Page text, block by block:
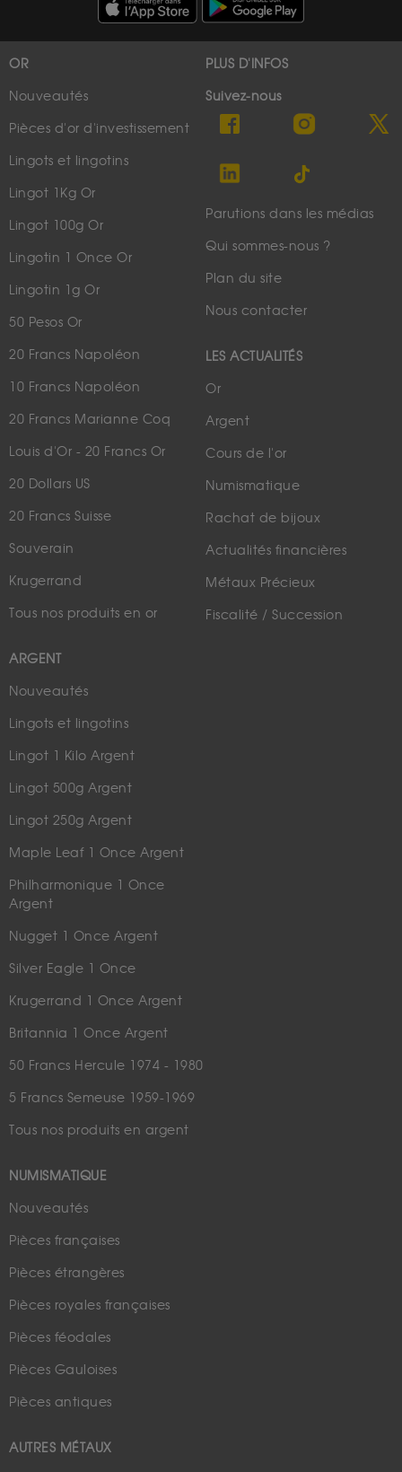
OR
Nouveautés
Pièces d'or d'investissement
Lingots et lingotins
Lingot 1Kg Or
Lingot 100g Or
Lingotin 1 Once Or
Lingotin 1g Or
50 Pesos Or
20 Francs Napoléon
10 Francs Napoléon
20 Francs Marianne Coq
Louis d'Or - 20 Francs Or
20 Dollars US
20 Francs Suisse
Souverain
Krugerrand
Tous nos produits en or
ARGENT
Nouveautés
Lingots et lingotins
Lingot 1 Kilo Argent
Lingot 500g Argent
Lingot 250g Argent
Maple Leaf 1 Once Argent
Philharmonique 1 Once
Argent
Nugget 1 Once Argent
Silver Eagle 1 Once
Krugerrand 1 Once Argent
Britannia 1 Once Argent
50 Francs Hercule 1974 - 1980
5 Francs Semeuse 1959-1969
Tous nos produits en argent
NUMISMATIQUE
Nouveautés
Pièces françaises
Pièces étrangères
Pièces royales françaises
Pièces féodales
Pièces Gauloises
Pièces antiques
AUTRES MÉTAUX
PLUS D'INFOS
Suivez-nous
Parutions dans les médias
Qui sommes-nous ?
Plan du site
Nous contacter
LES ACTUALITÉS
Or
Argent
Cours de l'or
Numismatique
Rachat de bijoux
Actualités financières
Métaux Précieux
Fiscalité / Succession